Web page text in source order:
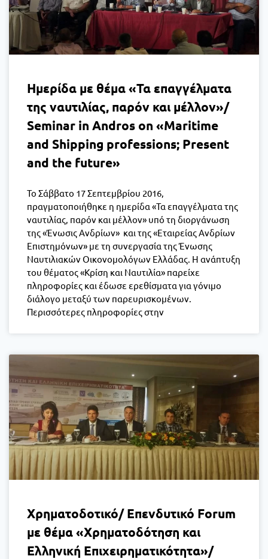
Ημερίδα με θέμα «Τα επαγγέλματα
της ναυτιλίας, παρόν και μέλλον»/
Seminar in Andros on «Maritime
and Shipping professions; Present
and the future»
Το Σάββατο 17 Σεπτεμβρίου 2016,
πραγματοποιήθηκε η ημερίδα «Τα επαγγέλματα της
ναυτιλίας, παρόν και μέλλον» υπό τη διοργάνωση
της «Ένωσις Ανδρίων» και της «Εταιρείας Ανδρίων
Επιστημόνων» με τη συνεργασία της Ένωσης
Ναυτιλιακών Οικονομολόγων Ελλάδας. Η ανάπτυξη
του θέματος «Κρίση και Ναυτιλία» παρείχε
πληροφορίες και έδωσε ερεθίσματα για γόνιμο
διάλογο μεταξύ των παρευρισκομένων.
Περισσότερες πληροφορίες στην
Χρηματοδοτικό/ Επενδυτικό Forum
με θέμα «Χρηματοδότηση και
Ελληνική Επιχειρηματικότητα»/